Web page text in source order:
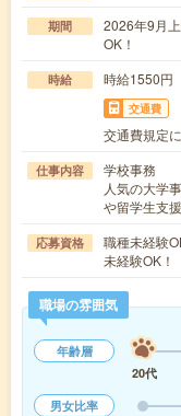
期間
2026年9月
OK！
時給 時給1550円
交通費
交通費規定
仕事内容
学校事務
人気の大学
や留学生支
応募資格
職種未経験
未経験OK！
職場の雰囲気
年齢層
20代
男女比率